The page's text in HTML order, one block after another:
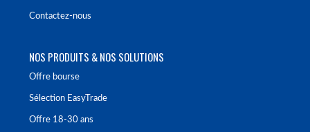
Contactez-nous
NOS PRODUITS & NOS SOLUTIONS
Offre bourse
Sélection EasyTrade
Offre 18-30 ans